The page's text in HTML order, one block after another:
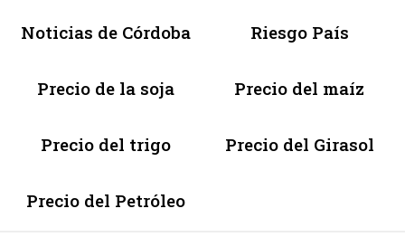
Noticias de Córdoba Riesgo País
Precio de la soja Precio del maíz
Precio del trigo Precio del Girasol
Precio del Petróleo